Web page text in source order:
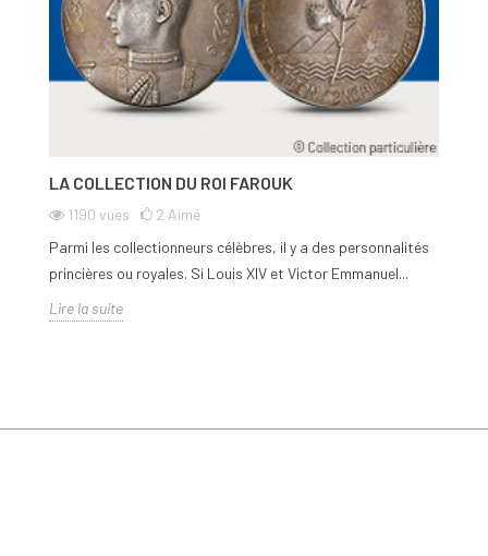
LA COLLECTION DU ROI FAROUK
1190 vues 2 Aimé
Parmi les collectionneurs célèbres, il y a des personnalités
princières ou royales. Si Louis XIV et Victor Emmanuel...
Lire la suite